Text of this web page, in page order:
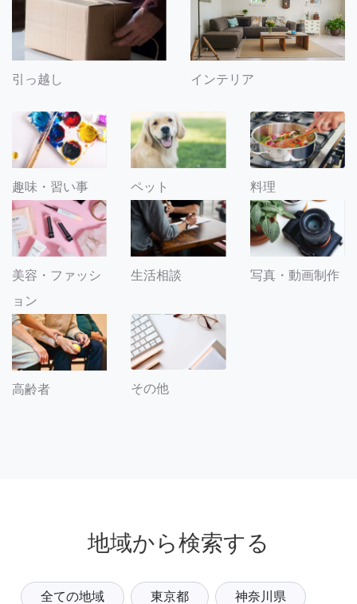
引っ越し インテリア
趣味・習い事 ペット 料理
美容・ファッシ
ョン
生活相談 写真・動画制作
高齢者 その他
地域から検索する
全ての地域 東京都 神奈川県